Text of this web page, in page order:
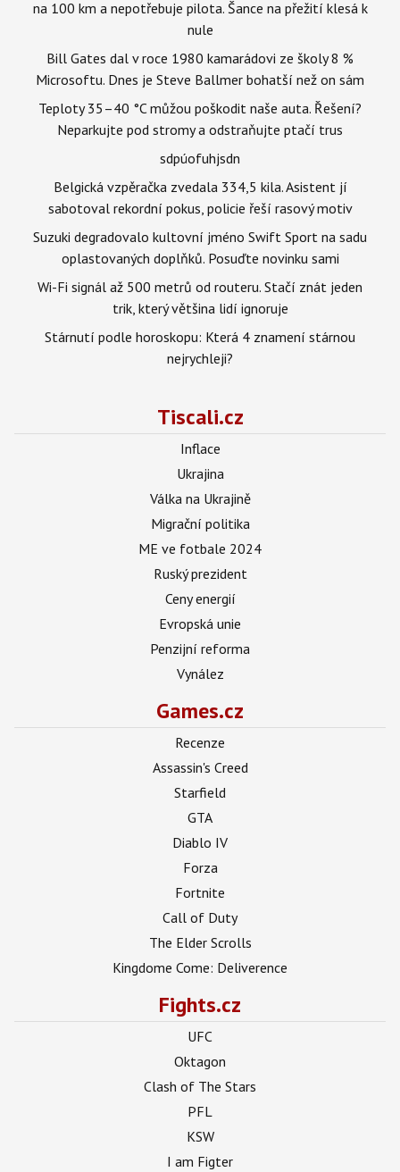
na 100 km a nepotřebuje pilota. Šance na přežití klesá k
nule
Bill Gates dal v roce 1980 kamarádovi ze školy 8 %
Microsoftu. Dnes je Steve Ballmer bohatší než on sám
Teploty 35–40 °C můžou poškodit naše auta. Řešení?
Neparkujte pod stromy a odstraňujte ptačí trus
sdpúofuhjsdn
Belgická vzpěračka zvedala 334,5 kila. Asistent jí
sabotoval rekordní pokus, policie řeší rasový motiv
Suzuki degradovalo kultovní jméno Swift Sport na sadu
oplastovaných doplňků. Posuďte novinku sami
Wi-Fi signál až 500 metrů od routeru. Stačí znát jeden
trik, který většina lidí ignoruje
Stárnutí podle horoskopu: Která 4 znamení stárnou
nejrychleji?
Tiscali.cz
Inflace
Ukrajina
Válka na Ukrajině
Migrační politika
ME ve fotbale 2024
Ruský prezident
Ceny energií
Evropská unie
Penzijní reforma
Vynález
Games.cz
Recenze
Assassin's Creed
Starfield
GTA
Diablo IV
Forza
Fortnite
Call of Duty
The Elder Scrolls
Kingdome Come: Deliverence
Fights.cz
UFC
Oktagon
Clash of The Stars
PFL
KSW
I am Figter